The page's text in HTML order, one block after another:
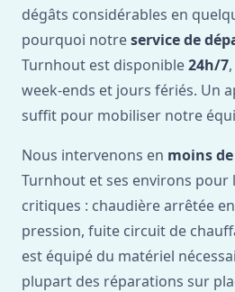
dégâts considérables en
pourquoi notreservice de
Turnhout est disponible24h/7
week-ends et jours fériés. Un
suffit pour mobiliser notre
Nous intervenons en moins
Turnhout et ses environs pour
critiques : chaudière arrêtée
pression, fuite circuit de
est équipé du matériel
plupart des réparations sur